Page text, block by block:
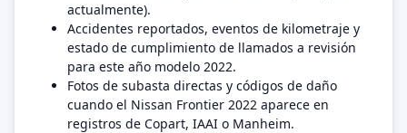
actualmente).
Accidentes reportados, eventos de kilometraje y
estado de cumplimiento de llamados a revisión
para este año modelo 2022.
Fotos de subasta directas y códigos de daño
cuando el Nissan Frontier 2022 aparece en
registros de Copart, IAAI o Manheim.